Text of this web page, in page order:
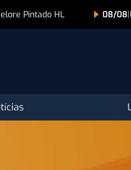
08/08|Leilão Virtual Nelore